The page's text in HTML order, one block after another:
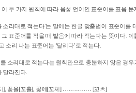
이 두 가지 원칙에 따라 음성 언어인 표준어를 표음
소리대로 적는다’는 말에는 한글 맞춤법이 표준어를
적을 때 발음에 따라 적는다는 뜻이다. 이를테면 [나무]라고 소리 나는 표준어는 ‘나무’로 적
소리 나는 표준어는 ‘달리다’로 적는다.
소리대로 적는다는 원칙만으로 충분하지 않은 경우
달라진다.
], 꽃을[꼬츨], 꽃에[꼬체] …………… [꼬ㅊ]